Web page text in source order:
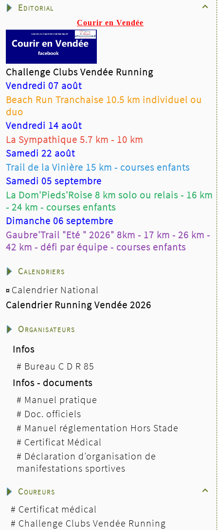

Editorial
Courir en Vendée
Challenge Clubs Vendée Running
Vendredi 07 août
Beach Run Tranchaise 10.5 km individuel ou
duo
Vendredi 14 août
La Sympathique 5.7 km - 10 km
Samedi 22 août
Trail de la Vinière 15 km - courses enfants
Samedi 05 septembre
La Dom'Pieds'Roise 8 km solo ou relais - 16 km
- 24 km - courses enfants
Dimanche 06 septembre
Gaubre'Trail "Eté " 2026" 8km - 17 km - 26 km -
42 km - défi par équipe - courses enfants
Calendriers
¤ Calendrier National
Calendrier Running Vendée 2026
Organisateurs
Infos
# Bureau C D R 85
Infos - documents
# Manuel pratique
# Doc. officiels
# Manuel réglementation Hors Stade
# Certificat Médical
# Déclaration d’organisation de
manifestations sportives

Coureurs
# Certificat médical
# Challenge Clubs Vendée Running